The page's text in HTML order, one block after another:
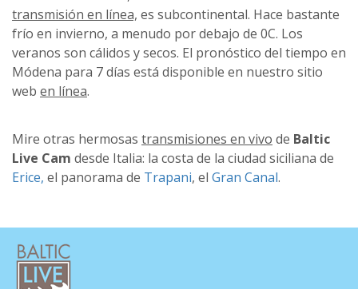
transmisión en línea, es subcontinental. Hace bastante
frío en invierno, a menudo por debajo de 0C. Los
veranos son cálidos y secos. El pronóstico del tiempo en
Módena para 7 días está disponible en nuestro sitio
web en línea.
Mire otras hermosas transmisiones en vivo de Baltic
Live Cam desde Italia: la costa de la ciudad siciliana de
Erice, el panorama de Trapani, el Gran Canal.